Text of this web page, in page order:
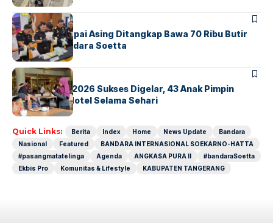
BANDARA BERITA
Kopilot Maskapai Asing Ditangkap Bawa 70 Ribu Butir
Ekstasi di Bandara Soetta
BERITAINDEX
GM For A Day 2026 Sukses Digelar, 43 Anak Pimpin
Operasional Hotel Selama Sehari
Quick Links: Berita Index Home News Update
Bandara
Nasional
Featured
BANDARA INTERNASIONAL SOEKARNO-HATTA
#pasangmatatelinga
Agenda ANGKASA PURA II
#bandaraSoetta
Ekbis Pro
Komunitas & Lifestyle KABUPATEN TANGERANG